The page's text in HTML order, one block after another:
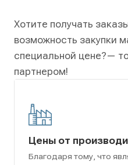
Хотите получать
возможность закупки
специальной цене?—
партнером!
Цены от
Благодаря тому, что